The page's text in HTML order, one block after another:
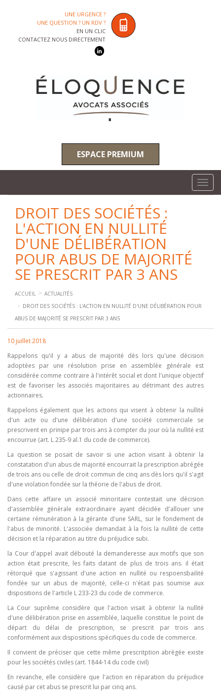
UNE URGENCE ?
UNE QUESTION ? UN RDV ?
EN UN CLIC
CONTACTEZ NOUS DIRECTEMENT
ESPACE PREMIUM
DROIT DES SOCIÉTÉS :
L'ACTION EN NULLITÉ
D'UNE DÉLIBÉRATION
POUR ABUS DE MAJORITÉ
SE PRESCRIT PAR 3 ANS
ACCUEIL
ACTUALITÉS
DROIT DES SOCIÉTÉS : L'ACTION EN NULLITÉ D'UNE DÉLIBÉRATION POUR
ABUS DE MAJORITÉ SE PRESCRIT PAR 3 ANS
10 juillet 2018
Rappelons qu'il y a abus de majorité dès lors qu'une décision
adoptées par une résolution prise en assemblée générale est
considérée comme contraire à l'intérêt social et dont l'unique objectif
est de favoriser les associés majoritaires au détrimant des autres
actionnaires.
Rappelons également que les actions qui visent à obtenir la nullité
d'un acte ou d'une délibération d'une société commerciale se
prescrivent en prinipe par trois ans à compter du jour où la nullité est
encourrue (art. L 235-9 al.1 du code de commerce).
La question se posait de savoir si une action visant à obtenir la
constatation d'un abus de majorité encourrait la prescription abrégée
de trois ans ou celle de droit commun de cinq ans dès lors qu'il s'agit
d'une violation fondée sur la théorie de l'abus de droit.
Dans cette affaire un associé minoritaire contestait une décision
d'assemblée générale extraordinaire ayant décidée d'allouer une
certaine rémunération à la gérante d'une SARL, sur le fondement de
l'abus de minorité. L'associée demandait à la fois la nullité de cette
décision et la réparation au titre du préjudice subi.
la Cour d'appel avait débouté la demanderesse aux motifs que son
action était prescrite, les faits datant de plus de trois ans. il était
rétorqué que s'agissant d'une action en nullité ou respoensbailité
fondée sur un abus de majorité, celle-ci n'était pas soumise aux
dispositions de l'article L 233-23 du code de commerce.
La Cour suprême considère que l'action visait à obtenir la nullité
d'une délibération prise en assemblée, laquelle constitue le point de
départ du délai de prescription, se prescrit par trois ans
conformément aux dispositions spécifiques du code de commerce.
Il convient de préciser que cette même prescritption abrégée existe
pour les sociétés civiles (art. 1844-14 du code civil)
En revanche, elle considère que l'action en réparation du préjudice
causé par cet abus se prescrit lui par cinq ans.